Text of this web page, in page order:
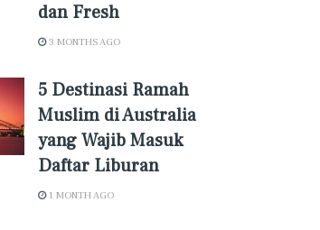
dan Fresh
3 MONTHS AGO
5 Destinasi Ramah
Muslim di Australia
yang Wajib Masuk
Daftar Liburan
1 MONTH AGO